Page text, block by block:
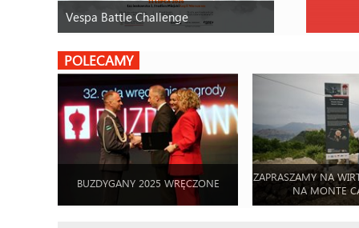
Nie
Vespa Battle Challenge
POLECAMY
BUZDYGANY 2025 WRĘCZONE
ZAPRASZAMY NA
NA MONTE